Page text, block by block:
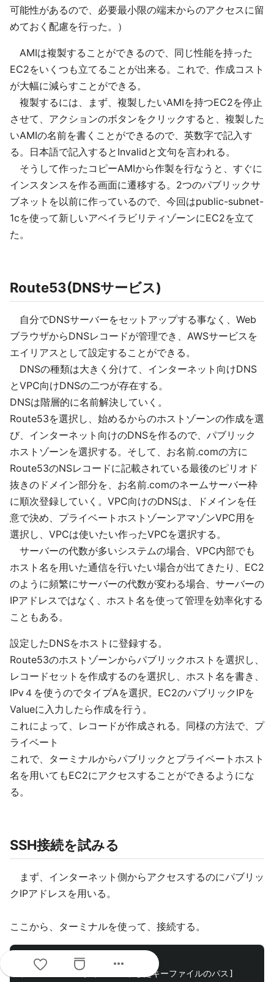
可能性があるので、必要最小限の端末からのアクセスに留
めておく配慮を行った。）
AMIは複製することができるので、同じ性能を持った
EC2をいくつも立てることが出来る。これで、作成コスト
が大幅に減らすことができる。
複製するには、まず、複製したいAMIを持つEC2を停止
させて、アクションのボタンをクリックすると、複製した
いAMIの名前を書くことができるので、英数字で記入す
る。日本語で記入するとInvalidと文句を言われる。
そうして作ったコピーAMIから作製を行なうと、すぐに
インスタンスを作る画面に遷移する。2つのパブリックサ
ブネットを以前に作っているので、今回はpublic-subnet-
1cを使って新しいアベイラビリティゾーンにEC2を立て
た。
Route53(DNSサービス)
自分でDNSサーバーをセットアップする事なく、Web
ブラウザからDNSレコードが管理でき、AWSサービスを
エイリアスとして設定することができる。
DNSの種類は大きく分けて、インターネット向けDNS
とVPC向けDNSの二つが存在する。
DNSは階層的に名前解決していく。
Route53を選択し、始めるからのホストゾーンの作成を選
び、インターネット向けのDNSを作るので、パブリック
ホストゾーンを選択する。そして、お名前.comの方に
Route53のNSレコードに記載されている最後のピリオド
抜きのドメイン部分を、お名前.comのネームサーバー枠
に順次登録していく。VPC向けのDNSは、ドメインを任
意で決め、プライベートホストゾーンアマゾンVPC用を
選択し、VPCは使いたい作ったVPCを選択する。
サーバーの代数が多いシステムの場合、VPC内部でも
ホスト名を用いた通信を行いたい場合が出てきたり、EC2
のように頻繁にサーバーの代数が変わる場合、サーバーの
IPアドレスではなく、ホスト名を使って管理を効率化する
こともある。
設定したDNSをホストに登録する。
Route53のホストゾーンからパブリックホストを選択し、
レコードセットを作成するのを選択し、ホスト名を書き、
IPv４を使うのでタイプAを選択。EC2のパブリックIPを
Valueに入力したら作成を行う。
これによって、レコードが作成される。同様の方法で、プ
ライベート
これで、ターミナルからパブリックとプライベートホスト
名を用いてもEC2にアクセスすることができるようにな
る。
SSH接続を試みる
まず、インターネット側からアクセスするのにパブリッ
クIPアドレスを用いる。
ここから、ターミナルを使って、接続する。
$ cd /desktop/aws
$ chmod 600 [ダウンロードしたキーファイルのパス]
more_horiz